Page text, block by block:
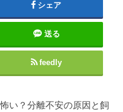
シェア
送る
feedly
い？分離不安の原因と飼